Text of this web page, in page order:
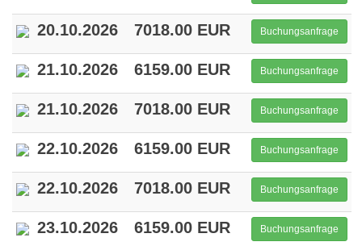
20.10.2026 7018.00 EUR Buchungsanfrage
21.10.2026 6159.00 EUR Buchungsanfrage
21.10.2026 7018.00 EUR Buchungsanfrage
22.10.2026 6159.00 EUR Buchungsanfrage
22.10.2026 7018.00 EUR Buchungsanfrage
23.10.2026 6159.00 EUR Buchungsanfrage